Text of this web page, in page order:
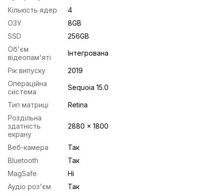
Кількість ядер
4
ОЗУ
8GB
SSD
256GB
Об'єм
відеопам'яті
Інтегрована
Рік випуску
2019
Операційна
система
Sequoia 15.0
Тип матриці
Retina
Роздільна
здатність
екрану
2880 x 1800
Веб-камера
Так
Bluetooth
Так
MagSafe
Ні
Аудіо роз'єм
Так